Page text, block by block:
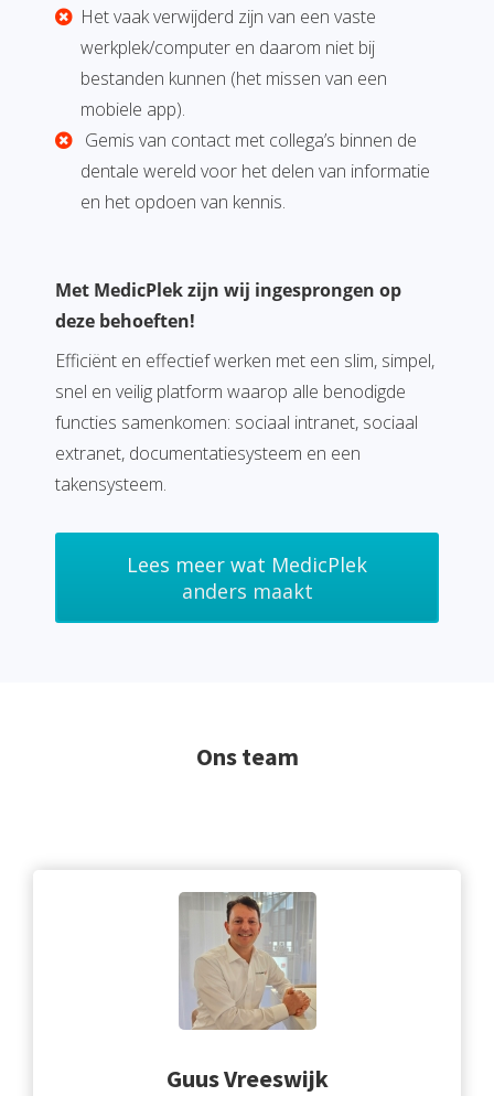
Het vaak verwijderd zijn van een vaste
werkplek/computer en daarom niet bij
bestanden kunnen (het missen van een
mobiele app).
Gemis van contact met collega’s binnen de
dentale wereld voor het delen van informatie
en het opdoen van kennis.
Met MedicPlek zijn wij ingesprongen op
deze behoeften!
Efficiënt en effectief werken met een slim, simpel,
snel en veilig platform waarop alle benodigde
functies samenkomen: sociaal intranet, sociaal
extranet, documentatiesysteem en een
takensysteem.
Lees meer wat MedicPlek
anders maakt
Ons team
Guus Vreeswijk